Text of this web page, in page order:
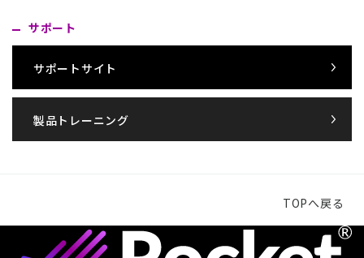
サポート
サポートサイト
製品トレーニング
TOPへ戻る